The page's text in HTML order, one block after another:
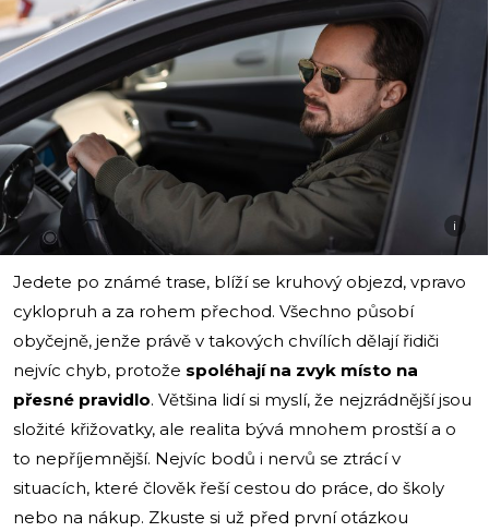
i
Jedete po známé trase, blíží se kruhový objezd, vpravo
cyklopruh a za rohem přechod. Všechno působí
obyčejně, jenže právě v takových chvílích dělají řidiči
nejvíc chyb, protože spoléhají na zvyk místo na
přesné pravidlo. Většina lidí si myslí, že nejzrádnější jsou
složité křižovatky, ale realita bývá mnohem prostší a o
to nepříjemnější. Nejvíc bodů i nervů se ztrácí v
situacích, které člověk řeší cestou do práce, do školy
nebo na nákup. Zkuste si už před první otázkou